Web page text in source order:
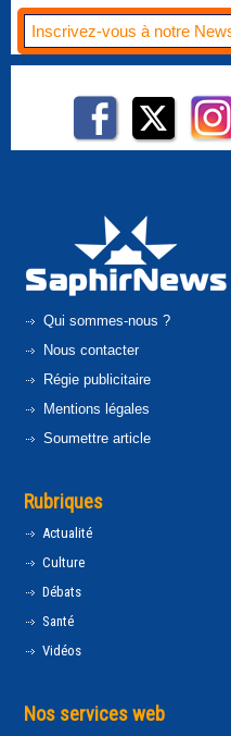
Qui sommes-nous ?
Nous contacter
Régie publicitaire
Mentions légales
Soumettre article
Rubriques
Actualité
Culture
Débats
Santé
Vidéos
Nos services web